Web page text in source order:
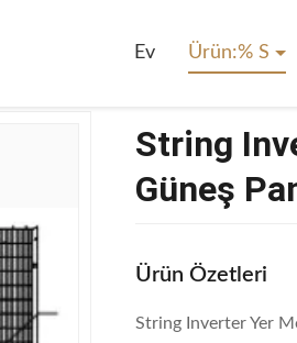
Ev Ürün:% S
String
Güneş
Ürün Özetleri
String Inverter Yer